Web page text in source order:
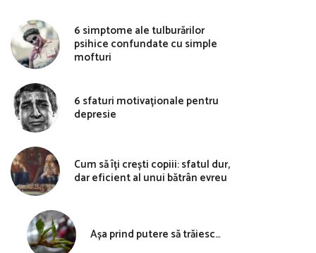
6 simptome ale tulburărilor
psihice confundate cu simple
mofturi
6 sfaturi motivaționale pentru
depresie
Cum să îți crești copiii: sfatul dur,
dar eficient al unui bătrân evreu
Așa prind putere să trăiesc…